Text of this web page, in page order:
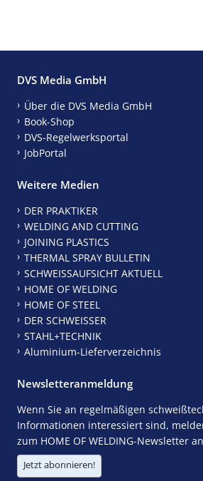
DVS Media GmbH
Über die DVS Media GmbH
Book-Shop
DVS-Regelwerksportal
JobPortal
Weitere Medien
DER PRAKTIKER
WELDING AND CUTTING
JOINING PLASTICS
THERMAL SPRAY BULLETIN
SCHWEISSAUFSICHT AKTUELL
HOME OF WELDING
HOME OF STEEL
DER SCHWEISSER
STAHL+TECHNIK
Aluminium-Lieferverzeichnis
Newsletteranmeldung
Wenn Sie an regelmäßigen
Informationen interessiert sind,
zum HOME OF WELDING-Newsletter
Jetzt abonnieren!